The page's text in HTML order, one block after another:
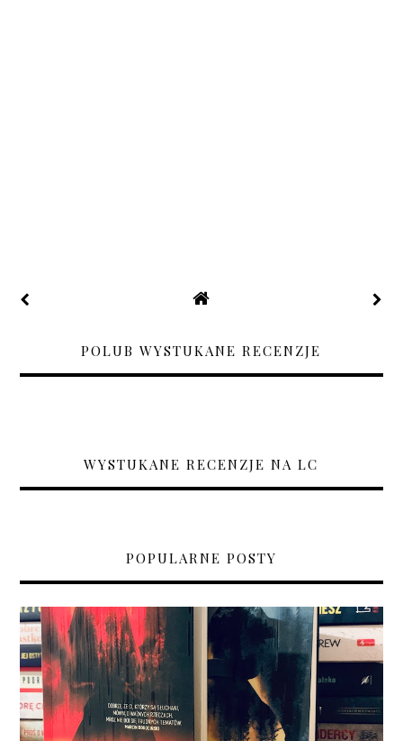
POLUB WYSTUKANE RECENZJE
WYSTUKANE RECENZJE NA LC
POPULARNE POSTY